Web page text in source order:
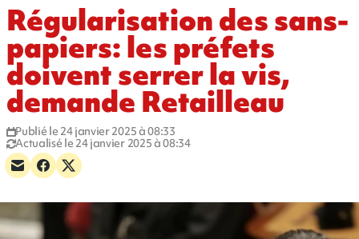
Régularisation des sans-
papiers: les préfets
doivent serrer la vis,
demande Retailleau
Publié le 24 janvier 2025 à 08:33
Actualisé le 24 janvier 2025 à 08:34